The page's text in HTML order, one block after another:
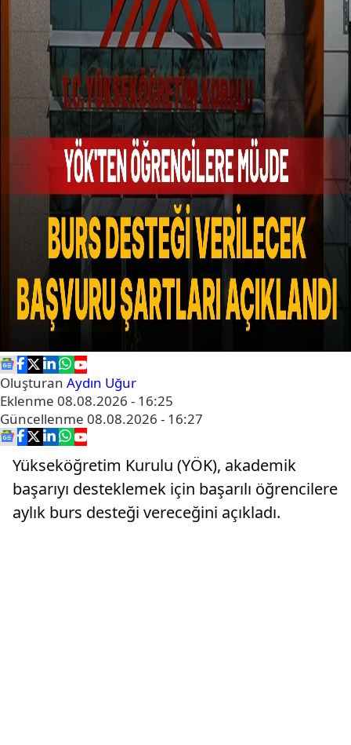
Oluşturan Aydın Uğur
Eklenme 08.08.2026 - 16:25
Güncellenme 08.08.2026 - 16:27
Yükseköğretim Kurulu (YÖK), akademik
başarıyı desteklemek için başarılı öğrencilere
aylık burs desteği vereceğini açıkladı.